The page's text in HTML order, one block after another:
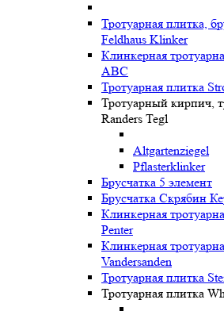
Тротуарная плитка,
Feldhaus Klinker
Клинкерная
ABC
Тротуарная плитка
Тротуарный кирпич,
Randers Tegl
Altgartenziegel
Pflasterklinker
Брусчатка 5 элемент
Брусчатка Скрябин
Клинкерная
Penter
Клинкерная
Vandersanden
Тротуарная плитка
Тротуарная плитка